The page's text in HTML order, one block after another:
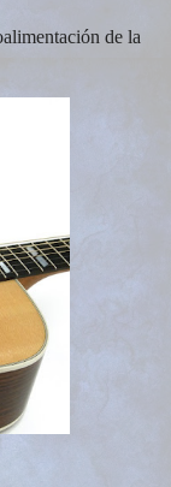
de la